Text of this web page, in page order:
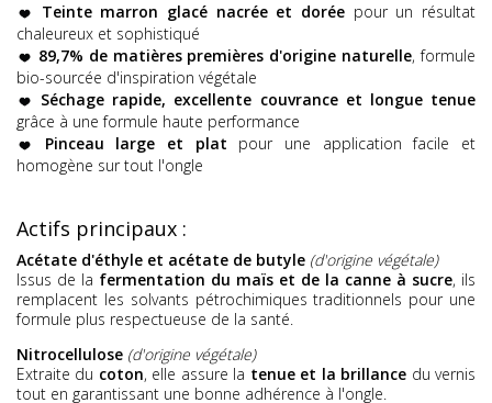
Teinte marron glacé nacrée et dorée pour un résultat
chaleureux et sophistiqué
89,7% de matières premières d'origine naturelle, formule
bio-sourcée d'inspiration végétale
Séchage rapide, excellente couvrance et longue tenue
grâce à une formule haute performance
Pinceau large et plat pour une application facile et
homogène sur tout l'ongle
Actifs principaux :
Acétate d'éthyle et acétate de butyle (d'origine végétale)
Issus de la fermentation du maïs et de la canne à sucre, ils
remplacent les solvants pétrochimiques traditionnels pour une
formule plus respectueuse de la santé.
Nitrocellulose (d'origine végétale)
Extraite du coton, elle assure la tenue et la brillance du vernis
tout en garantissant une bonne adhérence à l'ongle.